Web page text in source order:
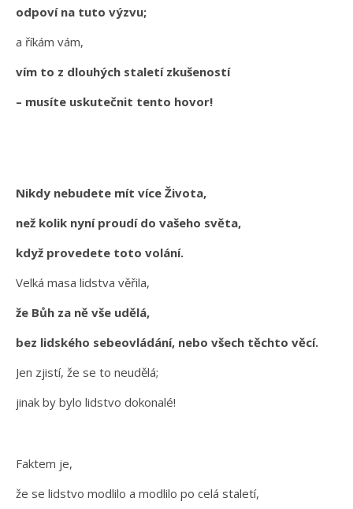
odpoví na tuto výzvu;
a říkám vám,
vím to z dlouhých staletí zkušeností
– musíte uskutečnit tento hovor!
Nikdy nebudete mít více Života,
než kolik nyní proudí do vašeho světa,
když provedete toto volání.
Velká masa lidstva věřila,
že Bůh za ně vše udělá,
bez lidského sebeovládání, nebo všech těchto věcí.
Jen zjistí, že se to neudělá;
jinak by bylo lidstvo dokonalé!
Faktem je,
že se lidstvo modlilo a modlilo po celá staletí,